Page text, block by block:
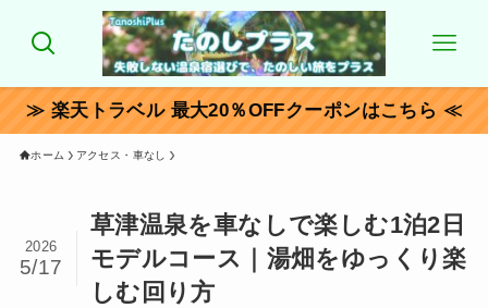
≫ 楽天トラベル 最大20％OFFクーポンはこちら ≪
ホーム アクセス・車なし
草津温泉を車なしで楽しむ1泊2日
モデルコース｜湯畑をゆっくり楽
しむ回り方
2026
5/17